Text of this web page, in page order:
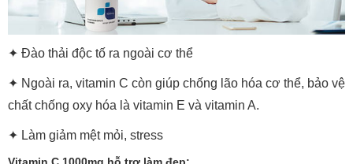
✦ Đào thải độc tố ra ngoài cơ thể
✦ Ngoài ra, vitamin C còn giúp chống lão hóa cơ thể, bảo vệ
chất chống oxy hóa là vitamin E và vitamin A.
✦ Làm giảm mệt mỏi, stress
Vitamin C 1000mg hỗ trợ làm đẹp: